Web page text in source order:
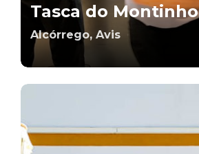
Tasca do Montinho
Alcórrego, Avis